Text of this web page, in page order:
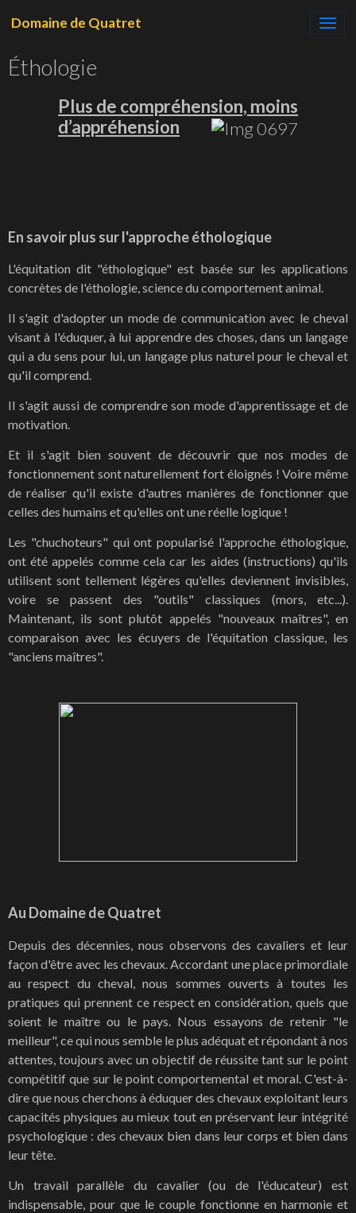
Domaine de Quatret
Éthologie
Plus de compréhension, moins
d’appréhension
En savoir plus sur l'approche éthologique
L'équitation dit "éthologique" est basée sur les applications
concrètes de l'éthologie, science du comportement animal.
Il s'agit d'adopter un mode de communication avec le cheval
visant à l'éduquer, à lui apprendre des choses, dans un langage
qui a du sens pour lui, un langage plus naturel pour le cheval et
qu'il comprend.
Il s'agit aussi de comprendre son mode d'apprentissage et de
motivation.
Et il s'agit bien souvent de découvrir que nos modes de
fonctionnement sont naturellement fort éloignés ! Voire même
de réaliser qu'il existe d'autres manières de fonctionner que
celles des humains et qu'elles ont une réelle logique !
Les "chuchoteurs" qui ont popularisé l'approche éthologique,
ont été appelés comme cela car les aides (instructions) qu'ils
utilisent sont tellement légères qu'elles deviennent invisibles,
voire se passent des "outils" classiques (mors, etc...).
Maintenant, ils sont plutôt appelés "nouveaux maîtres", en
comparaison avec les écuyers de l'équitation classique, les
"anciens maîtres".
Au Domaine de Quatret
Depuis des décennies, nous observons des cavaliers et leur
façon d'être avec les chevaux. Accordant une place primordiale
au respect du cheval, nous sommes ouverts à toutes les
pratiques qui prennent ce respect en considération, quels que
soient le maître ou le pays. Nous essayons de retenir "le
meilleur", ce qui nous semble le plus adéquat et répondant à nos
attentes, toujours avec un objectif de réussite tant sur le point
compétitif que sur le point comportemental et moral. C'est-à-
dire que nous cherchons à éduquer des chevaux exploitant leurs
capacités physiques au mieux tout en préservant leur intégrité
psychologique : des chevaux bien dans leur corps et bien dans
leur tête.
Un travail parallèle du cavalier (ou de l'éducateur) est
indispensable, pour que le couple fonctionne en harmonie et